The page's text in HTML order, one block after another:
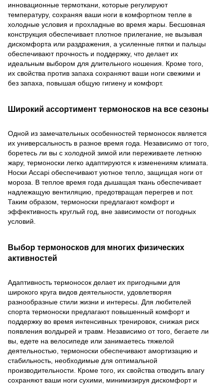
инновационные термоткани, которые регулируют
температуру, сохраняя ваши ноги в комфортном тепле в
холодные условия и прохладные во время жары. Бесшовная
конструкция обеспечивает плотное прилегание, не вызывая
дискомфорта или раздражения, а усиленные пятки и пальцы
обеспечивают прочность и поддержку, что делает их
идеальным выбором для длительного ношения. Кроме того,
их свойства против запаха сохраняют ваши ноги свежими и
без запаха, повышая общую гигиену и комфорт.
Широкий ассортимент термоносков на все сезоны
Одной из замечательных особенностей термоносок является
их универсальность в разное время года. Независимо от того,
боретесь ли вы с холодной зимой или переживаете летнюю
жару, термоноски легко адаптируются к изменениям климата.
Носки Accapi обеспечивают уютное тепло, защищая ноги от
мороза. В теплое время года дышащая ткань обеспечивает
надлежащую вентиляцию, предотвращая перегрев и пот.
Таким образом, термоноски предлагают комфорт и
эффективность круглый год, вне зависимости от погодных
условий.
Выбор термоносков для многих физических
активностей
Адаптивность термоносок делает их пригодными для
широкого круга видов деятельности, удовлетворяя
разнообразные стили жизни и интересы. Для любителей
спорта термоноски предлагают повышенный комфорт и
поддержку во время интенсивных тренировок, снижая риск
появления волдырей и травм. Независимо от того, бегаете ли
вы, едете на велосипеде или занимаетесь тяжелой
деятельностью, термоноски обеспечивают амортизацию и
стабильность, необходимые для оптимальной
производительности. Кроме того, их свойства отводить влагу
сохраняют ваши ноги сухими, минимизируя дискомфорт и